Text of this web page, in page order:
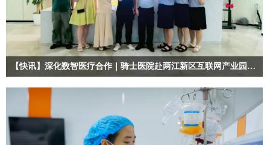
【快讯】深化数智医疗合作｜骑士医院赴两江新区互联网产业园参观交流，共探互联网医疗发展新路径